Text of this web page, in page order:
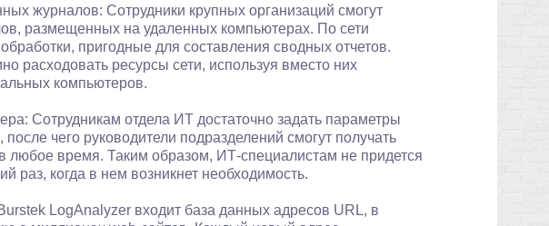
журналов: Сотрудники крупных организаций смогут
размещенных на удаленных компьютерах. По сети
пригодные для составления сводных отчетов.
расходовать ресурсы сети, используя вместо них
компьютеров.
Сотрудникам отдела ИТ достаточно задать параметры
после чего руководители подразделений смогут получать
время. Таким образом, ИТ-специалистам не придется
раз, когда в нем возникнет необходимость.
LogAnalyzer входит база данных адресов URL, в